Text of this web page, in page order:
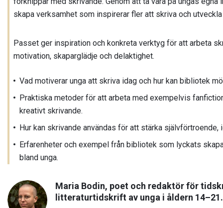
skapa verksamhet som inspirerar fler att skriva och
Passet ger inspiration och konkreta verktyg för att arbeta
motivation, skaparglädje och delaktighet.
Vad motiverar unga att skriva idag och hur kan bibliotek
Praktiska metoder för att arbeta med exempelvis
kreativt skrivande.
Hur kan skrivande användas för att stärka
Erfarenheter och exempel från bibliotek som lyckats
bland unga.
Maria Bodin, poet och redaktör för
litteraturtidskrift av unga i åldern 14–21.